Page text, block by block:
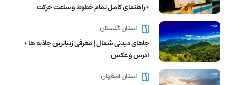
+راهنمای کامل تمام خطوط و ساعت حرکت
استان گلستان
جاهای دیدنی شمال | معرفی زیباترین جاذبه ها +
آدرس و عکس
استان اصفهان